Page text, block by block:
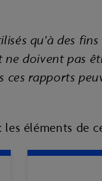
qu’à des
doivent pas
ces rapports
les éléments de